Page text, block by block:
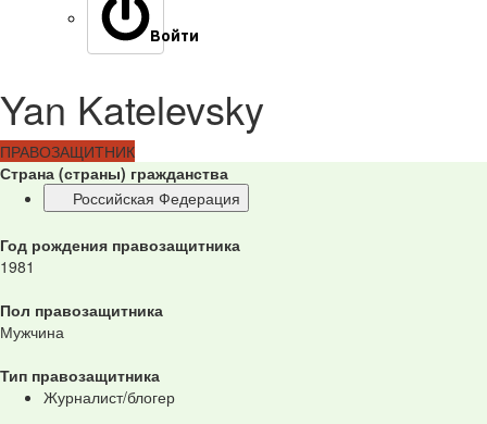
Войти
Yan Katelevsky
ПРАВОЗАЩИТНИК
Страна (страны) гражданства
Российская Федерация
Год рождения правозащитника
1981
Пол правозащитника
Мужчина
Тип правозащитника
Журналист/блогер